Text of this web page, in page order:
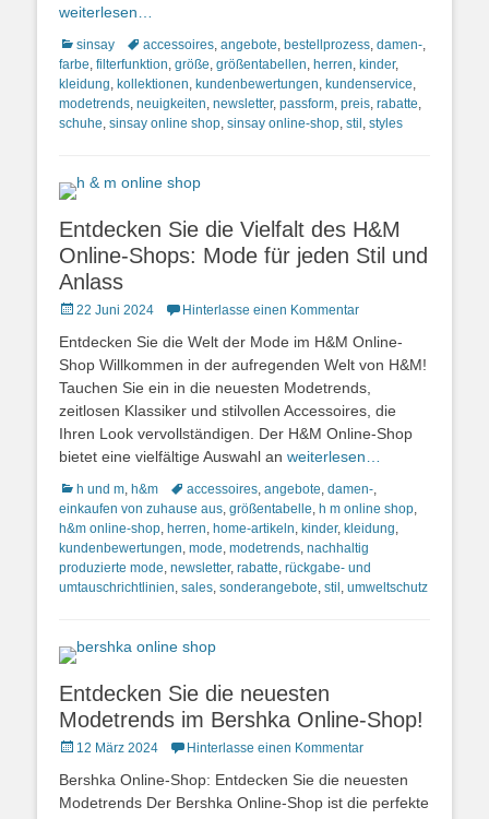
weiterlesen…
Kategorien
sinsay Schlagworte
accessoires, angebote, bestellprozess, damen-,
farbe, filterfunktion, größe, größentabellen, herren, kinder,
kleidung, kollektionen, kundenbewertungen, kundenservice,
modetrends, neuigkeiten, newsletter, passform, preis, rabatte,
schuhe, sinsay online shop, sinsay online-shop, stil , styles
Entdecken Sie die Vielfalt des H&M
Online-Shops: Mode für jeden Stil und
Anlass
Posted
22 Juni 2024 Hinterlasse einen Kommentar
Entdecken Sie die Welt der Mode im H&M Online-
Shop Willkommen in der aufregenden Welt von H&M!
Tauchen Sie ein in die neuesten Modetrends,
zeitlosen Klassiker und stilvollen Accessoires, die
Ihren Look vervollständigen. Der H&M Online-Shop
bietet eine vielfältige Auswahl an weiterlesen…
Kategorien
h und m, h&m Schlagworte
accessoires, angebote, damen-,
einkaufen von zuhause aus, größentabelle, h m online shop,
h&m online-shop, herren, home-artikeln, kinder, kleidung,
kundenbewertungen, mode, modetrends, nachhaltig
produzierte mode, newsletter, rabatte, rückgabe- und
umtauschrichtlinien, sales, sonderangebote, stil , umweltschutz
Entdecken Sie die neuesten
Modetrends im Bershka Online-Shop!
Posted
12 März 2024 Hinterlasse einen Kommentar
Bershka Online-Shop: Entdecken Sie die neuesten
Modetrends Der Bershka Online-Shop ist die perfekte